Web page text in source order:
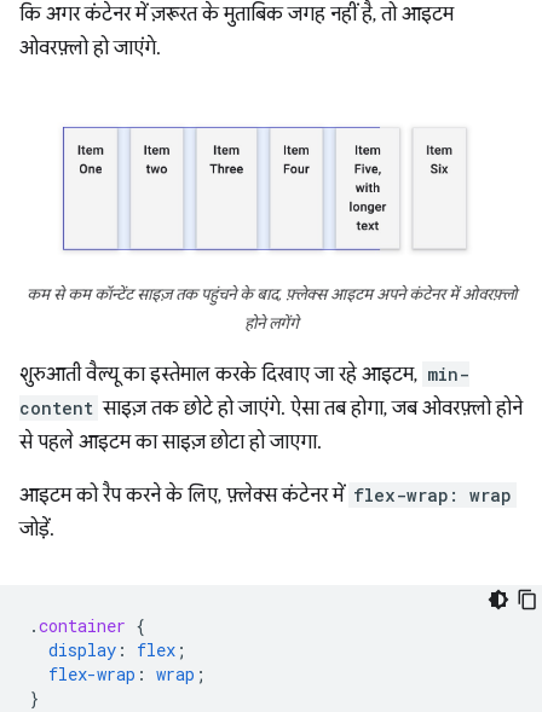
कि अगर कंटेनर में ज़रूरत के मुताबिक जगह नहीं है, तो आइटम
ओवरफ़्लो हो जाएंगे.
कम से कम कॉन्टेंट साइज़ तक पहुंचने के बाद, फ़्लेक्स आइटम अपने कंटेनर में ओवरफ़्लो
होने लगेंगे
शुरुआती वैल्यू का इस्तेमाल करके दिखाए जा रहे आइटम, min-
content साइज़ तक छोटे हो जाएंगे. ऐसा तब होगा, जब ओवरफ़्लो होने
से पहले आइटम का साइज़ छोटा हो जाएगा.
आइटम को रैप करने के लिए, फ़्लेक्स कंटेनर में flex-wrap: wrap
जोड़ें.
.container {
display : flex ;
flex-wrap : wrap ;
}